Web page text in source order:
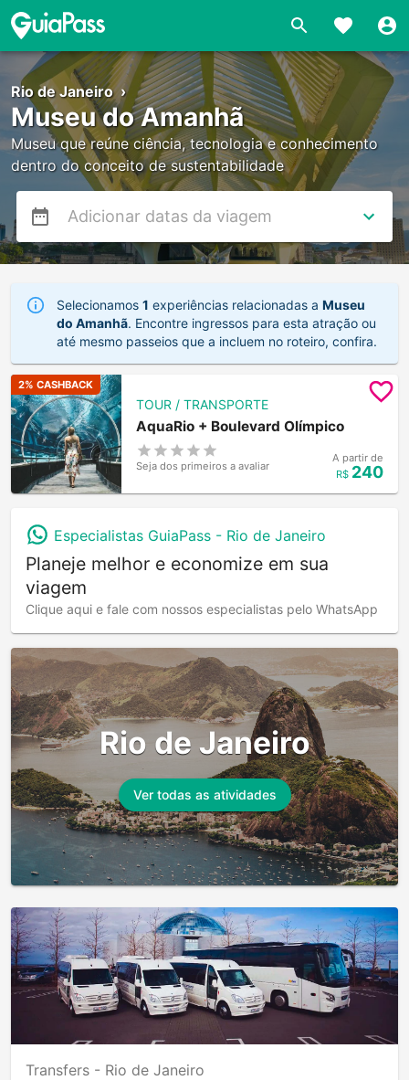
Rio de Janeiro ›
Museu do Amanhã
Museu que reúne ciência, tecnologia e conhecimento
dentro do conceito de sustentabilidade
Selecionamos 1 experiências relacionadas a Museu
do Amanhã. Encontre ingressos para esta atração ou
até mesmo passeios que a incluem no roteiro, confira.
2% CASHBACK
TOUR / TRANSPORTE
AquaRio + Boulevard Olímpico
Seja dos primeiros a avaliar
A partir de
R$ 240
Especialistas GuiaPass - Rio de Janeiro
Planeje melhor e economize em sua
viagem
Clique aqui e fale com nossos especialistas pelo WhatsApp
Rio de Janeiro
Ver todas as atividades
Transfers - Rio de Janeiro